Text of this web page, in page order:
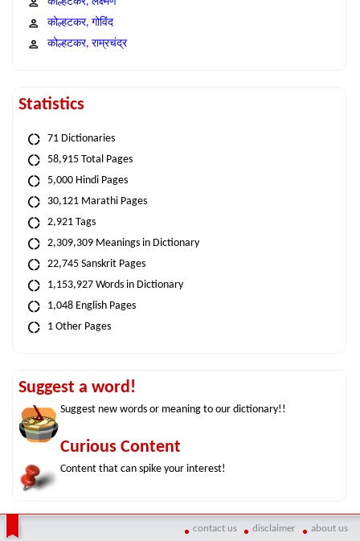
कोल्हटकर, गोविंद
कोल्हटकर, राम्रचंद्र
Statistics
71 Dictionaries
58,915 Total Pages
5,000 Hindi Pages
30,121 Marathi Pages
2,921 Tags
2,309,309 Meanings in Dictionary
22,745 Sanskrit Pages
1,153,927 Words in Dictionary
1,048 English Pages
1 Other Pages
Suggest a word!
Suggest new words or meaning to our dictionary!!
Curious Content
Content that can spike your interest!
contact us disclaimer about us